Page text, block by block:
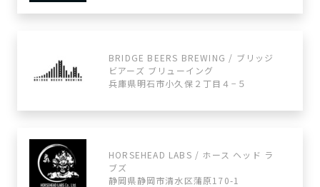
BRIDGE BEERS BREWING / ブリッジ
ビアーズ ブリューイング
兵庫県明石市小久保２丁目４−５
HORSEHEAD LABS / ホース ヘッド ラ
ブズ
静岡県静岡市清水区蒲原170-1